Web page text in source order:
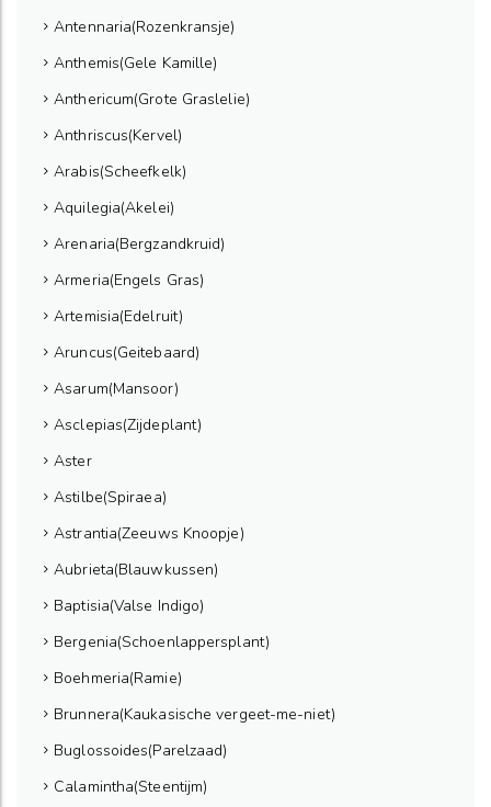
Antennaria(Rozenkransje)
Anthemis(Gele Kamille)
Anthericum(Grote Graslelie)
Anthriscus(Kervel)
Arabis(Scheefkelk)
Aquilegia(Akelei)
Arenaria(Bergzandkruid)
Armeria(Engels Gras)
Artemisia(Edelruit)
Aruncus(Geitebaard)
Asarum(Mansoor)
Asclepias(Zijdeplant)
Aster
Astilbe(Spiraea)
Astrantia(Zeeuws Knoopje)
Aubrieta(Blauwkussen)
Baptisia(Valse Indigo)
Bergenia(Schoenlappersplant)
Boehmeria(Ramie)
Brunnera(Kaukasische vergeet-me-niet)
Buglossoides(Parelzaad)
Calamintha(Steentijm)